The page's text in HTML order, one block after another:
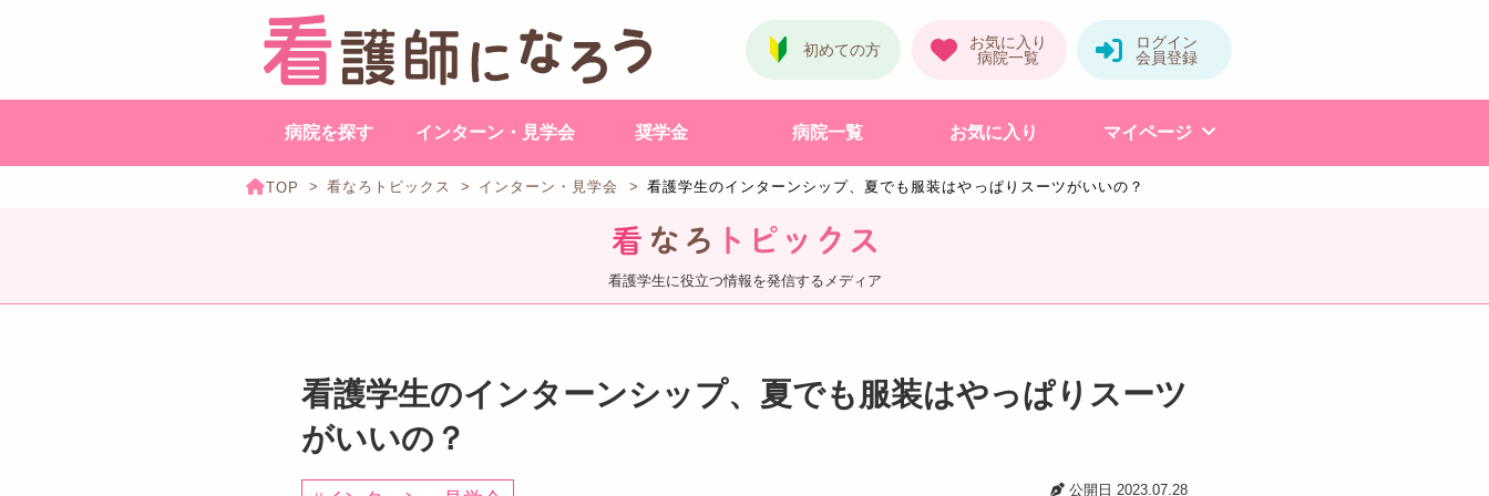
病院を探す インターン・見学会 奨学金 病院一覧 お気に入り マイページ
看なろ トピックス インターン ・見学会 看護学生のインターンシップ、夏でも服装はやっぱりスーツがいいの？
看護学生に役立つ情報を発信するメディア
看護学生のインターンシップ、夏でも服装はやっぱりスーツ
がいいの？
公開日 2023.07.28